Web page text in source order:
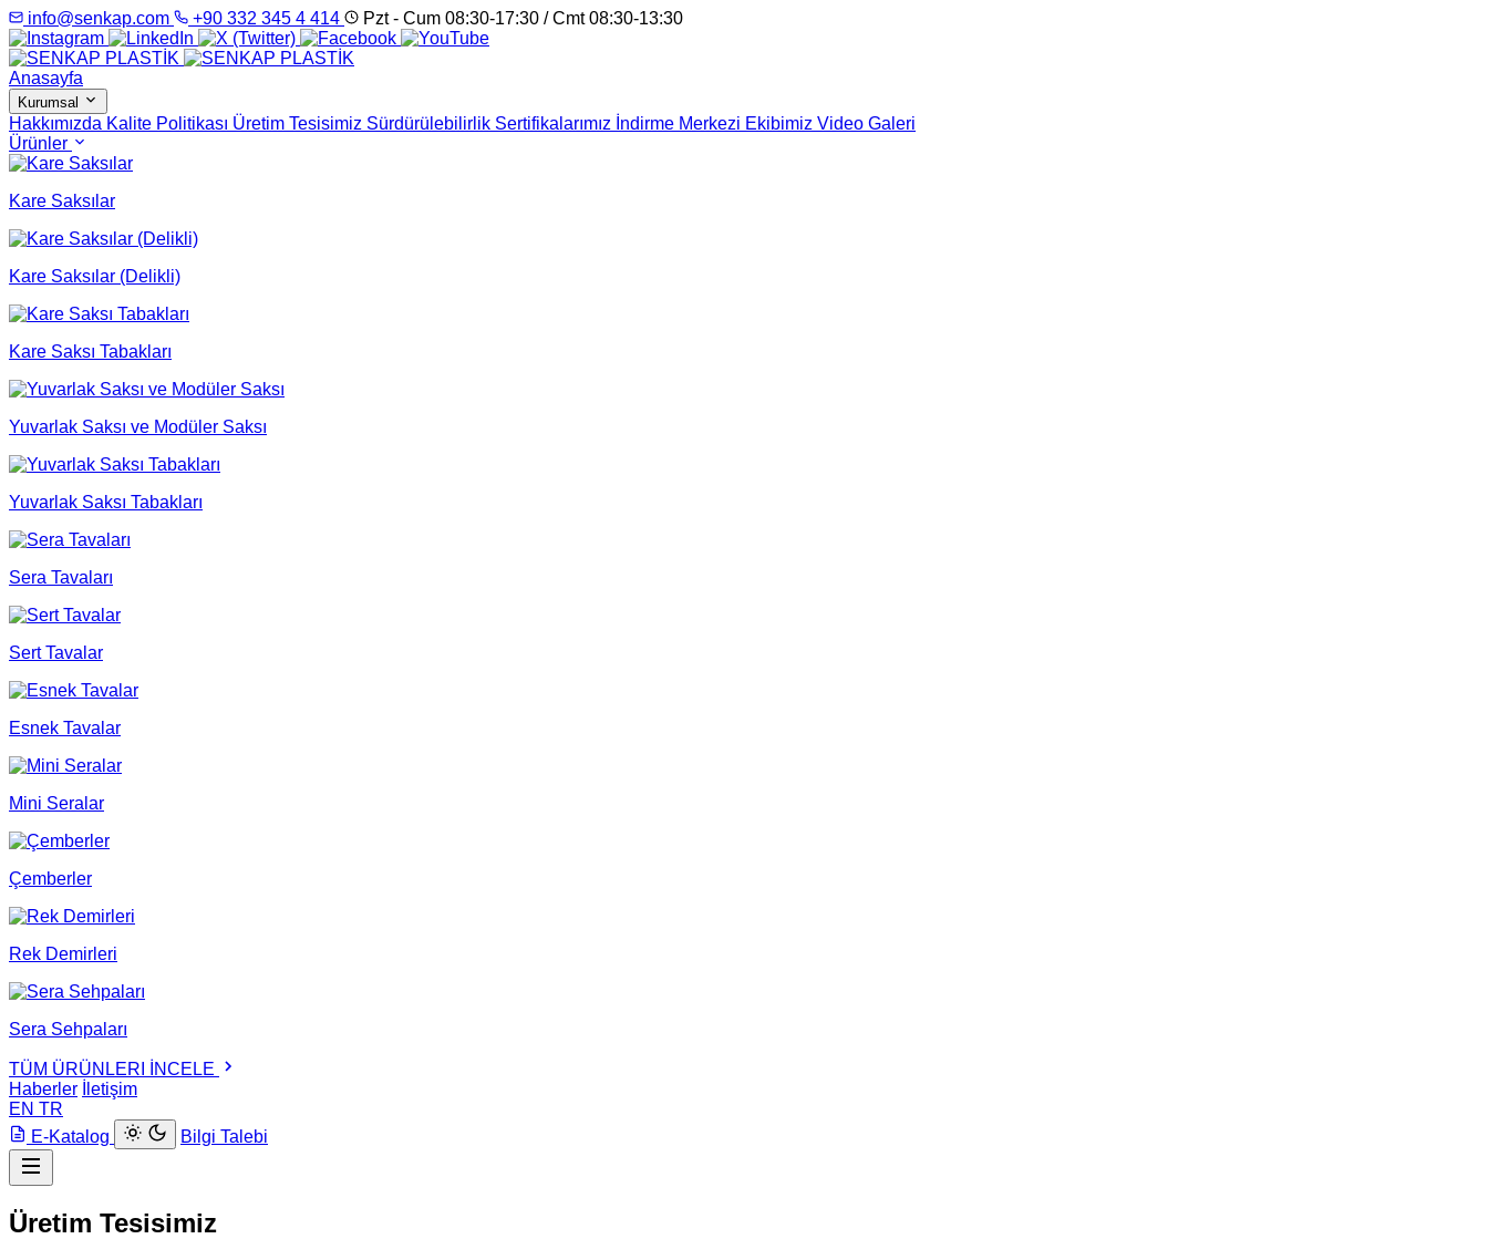
info@senkap.com +90 332 345 4 414 Pzt - Cum 08:30-17:30 / Cmt 08:30-13:30
Anasayfa
Kurumsal
Hakkımızda Kalite Politikası Üretim Tesisimiz Sürdürülebilirlik Sertifikalarımız İndirme Merkezi Ekibimiz Video Galeri
Ürünler
Kare Saksılar
Kare Saksılar (Delikli)
Kare Saksı Tabakları
Yuvarlak Saksı ve Modüler Saksı
Yuvarlak Saksı Tabakları
Sera Tavaları
Sert Tavalar
Esnek Tavalar
Mini Seralar
Çemberler
Rek Demirleri
Sera Sehpaları
TÜM ÜRÜNLERI İNCELE
Haberler
İletişim
EN TR
E-Katalog
Bilgi Talebi
Üretim Tesisimiz